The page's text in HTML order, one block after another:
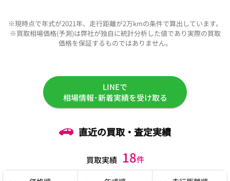
※現時点で年式が2021年、走行距離が2万kmの条件で算出しています。
※買取相場価格(予測)は弊社が独自に統計分析した値であり実際の買取
価格を保証するものではありません。
LINEで
相場情報･新着実績を受け取る
直近の買取・査定実績
買取実績 18件